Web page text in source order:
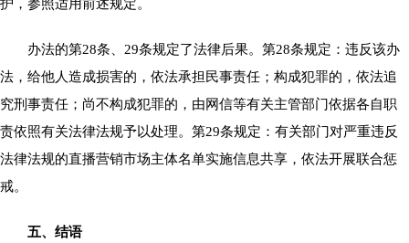
护，参照适用前述规定。
办法的第28条、29条规定了法律后果。第28条规定：违反该办
法，给他人造成损害的，依法承担民事责任；构成犯罪的，依法追
究刑事责任；尚不构成犯罪的，由网信等有关主管部门依据各自职
责依照有关法律法规予以处理。第29条规定：有关部门对严重违反
法律法规的直播营销市场主体名单实施信息共享，依法开展联合惩
戒。
五、结语